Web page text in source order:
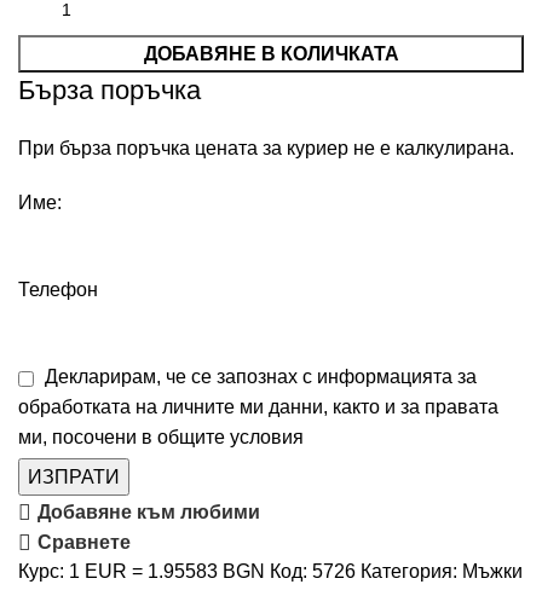
ДОБАВЯНЕ В КОЛИЧКАТА
Бърза поръчка
При бърза поръчка цената за куриер не е калкулирана.
Име:
Телефон
Декларирам, че се запознах с информацията за
обработката на личните ми данни, както и за правата
ми, посочени в общите условия
ИЗПРАТИ
Добавяне към любими
Сравнете
Курс: 1 EUR = 1.95583 BGN Код: 5726 Категория: Мъжки